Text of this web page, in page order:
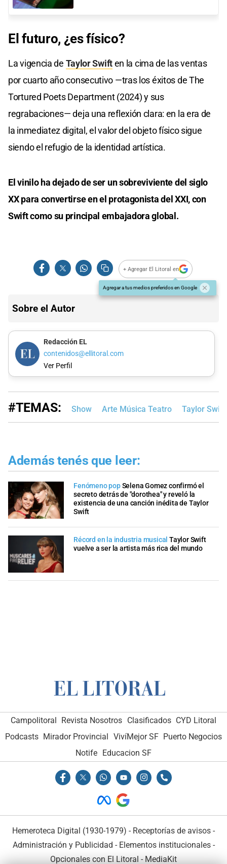
El futuro, ¿es físico?
La vigencia de Taylor Swiften la cima de las ventas
por cuarto año consecutivo —tras los éxitos de The
Tortured Poets Department (2024) y sus
regrabaciones— deja una reflexión clara: en la era de
la inmediatez digital, el valor del objeto físico sigue
siendo el refugio de la identidad artística.
El vinilo ha dejado de ser un sobreviviente del siglo
XX para convertirse en el protagonista del XXI, con
Swift como su principal embajadora global.
+ Agregar El Litoral en
Agregar a tus medios preferidos en Google
Sobre el Autor
Redacción EL
contenidos@ellitoral.com
Ver Perfil
#TEMAS: Show Arte Música Teatro Taylor Swift
Además tenés que leer:
Fenómeno popSelena Gomez confirmó el
secreto detrás de "dorothea" y reveló la
existencia de una canción inédita de Taylor
Swift
Récord en la industria musical Taylor Swift
vuelve a ser la artista más rica del mundo
Campolitoral Revista Nosotros Clasificados CYD Litoral
Podcasts Mirador Provincial VivíMejor SF Puerto Negocios
Notife Educacion SF
Hemeroteca Digital (1930-1979) - Receptorías de avisos -
Administración y Publicidad - Elementos institucionales-
Opcionales con El Litoral - MediaKit